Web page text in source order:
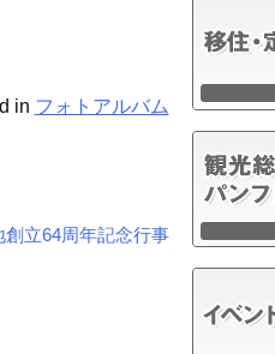
in フォトアルバム
立64周年記念行事